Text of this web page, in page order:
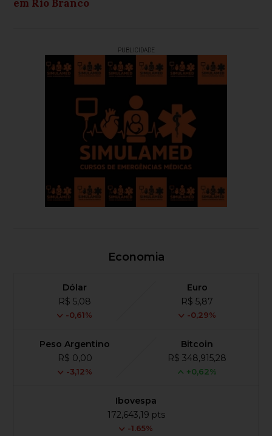
em Rio Branco
PUBLICIDADE
Economia
Dólar
R$ 5,08
-0,61%
Euro
R$ 5,87
-0,29%
Peso Argentino
R$ 0,00
-3,12%
Bitcoin
R$ 348,915,28
+0,62%
Ibovespa
172,643,19 pts
-1.65%